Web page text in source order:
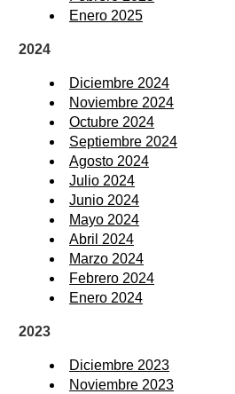
Enero 2025
2024
Diciembre 2024
Noviembre 2024
Octubre 2024
Septiembre 2024
Agosto 2024
Julio 2024
Junio 2024
Mayo 2024
Abril 2024
Marzo 2024
Febrero 2024
Enero 2024
2023
Diciembre 2023
Noviembre 2023